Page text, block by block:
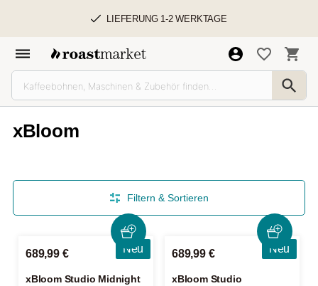
LIEFERUNG 1-2 WERKTAGE
xBloom
Filtern & Sortieren
Neu
689,99 €
xBloom Studio Midnight
Neu
689,99 €
xBloom Studio